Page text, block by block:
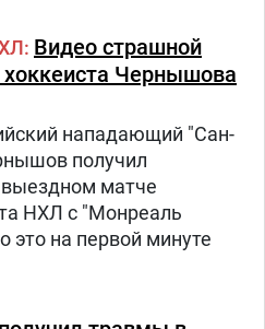
Видео страшной
Чернышова
нападающий "Сан-
получил
матче
НХЛ с "Монреаль
это на первой минуте